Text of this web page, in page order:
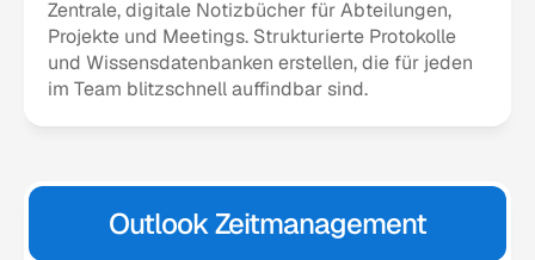
Zentrale, digitale Notizbücher für Abteilungen,
Projekte und Meetings. Strukturierte Protokolle
und Wissensdatenbanken erstellen, die für jeden
im Team blitzschnell auffindbar sind.
Outlook Zeitmanagement